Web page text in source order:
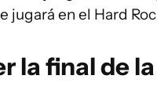
jugará en el Hard
la final de